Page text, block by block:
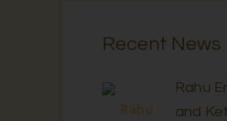
Recent News
Rahu
and